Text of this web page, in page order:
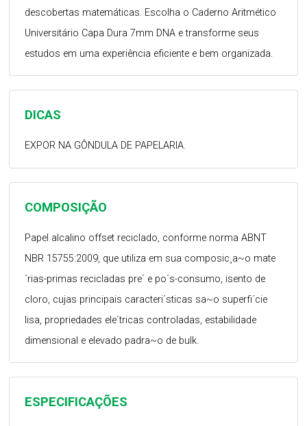
ESPECIFICAÇÕES
COMPOSIÇÃO
Papel alcalino offset reciclado, conforme norma ABNT
NBR 15755:2009, que utiliza em sua composic¸a~o mate
´rias-primas recicladas pre´ e po´s-consumo, isento de
cloro, cujas principais caracteri´sticas sa~o superfi´cie
lisa, propriedades ele´tricas controladas, estabilidade
dimensional e elevado padra~o de bulk.
DICAS
EXPOR NA GÔNDULA DE PAPELARIA.
descobertas matemáticas. Escolha o Caderno Aritmético
Universitário Capa Dura 7mm DNA e transforme seus
estudos em uma experiência eficiente e bem organizada.